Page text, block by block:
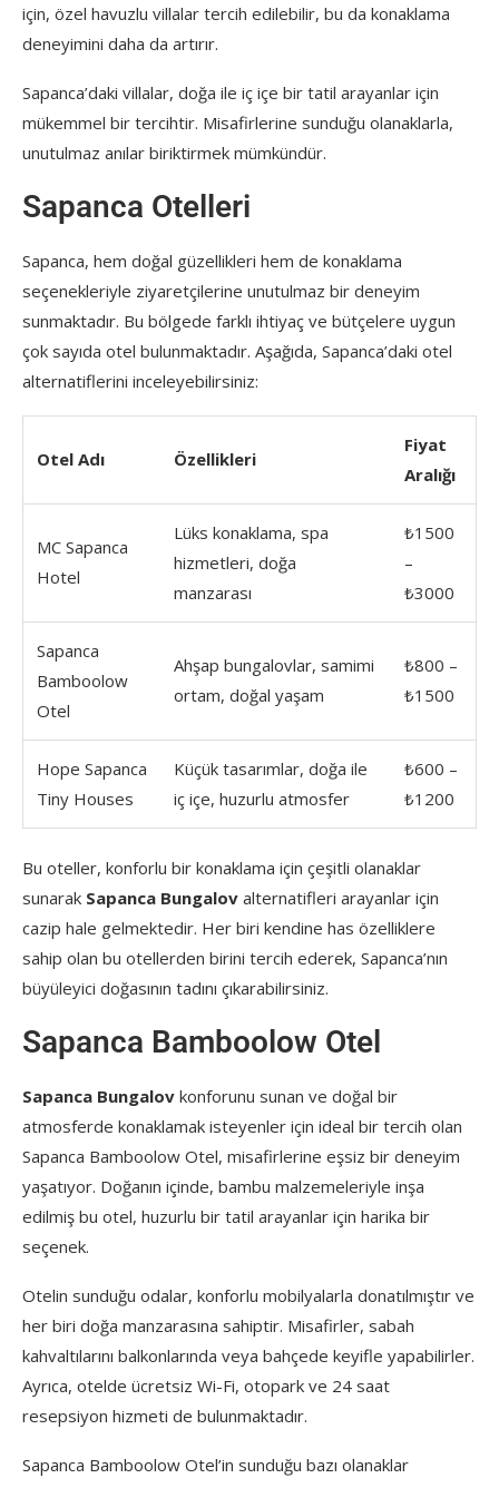
için, özel havuzlu villalar tercih edilebilir, bu da konaklama
deneyimini daha da artırır.
Sapanca’daki villalar, doğa ile iç içe bir tatil arayanlar için
mükemmel bir tercihtir. Misafirlerine sunduğu olanaklarla,
unutulmaz anılar biriktirmek mümkündür.
Sapanca Otelleri
Sapanca, hem doğal güzellikleri hem de konaklama
seçenekleriyle ziyaretçilerine unutulmaz bir deneyim
sunmaktadır. Bu bölgede farklı ihtiyaç ve bütçelere uygun
çok sayıda otel bulunmaktadır. Aşağıda, Sapanca’daki otel
alternatiflerini inceleyebilirsiniz:
Otel Adı Özellikleri
Fiyat
Aralığı
MC Sapanca
Hotel
Lüks konaklama, spa
hizmetleri, doğa
manzarası
₺1500
–
₺3000
Sapanca
Bamboolow
Otel
Ahşap bungalovlar, samimi
ortam, doğal yaşam
₺800 –
₺1500
Hope Sapanca
Tiny Houses
Küçük tasarımlar, doğa ile
iç içe, huzurlu atmosfer
₺600 –
₺1200
Bu oteller, konforlu bir konaklama için çeşitli olanaklar
sunarak Sapanca Bungalov alternatifleri arayanlar için
cazip hale gelmektedir. Her biri kendine has özelliklere
sahip olan bu otellerden birini tercih ederek, Sapanca’nın
büyüleyici doğasının tadını çıkarabilirsiniz.
Sapanca Bamboolow Otel
Sapanca Bungalov konforunu sunan ve doğal bir
atmosferde konaklamak isteyenler için ideal bir tercih olan
Sapanca Bamboolow Otel, misafirlerine eşsiz bir deneyim
yaşatıyor. Doğanın içinde, bambu malzemeleriyle inşa
edilmiş bu otel, huzurlu bir tatil arayanlar için harika bir
seçenek.
Otelin sunduğu odalar, konforlu mobilyalarla donatılmıştır ve
her biri doğa manzarasına sahiptir. Misafirler, sabah
kahvaltılarını balkonlarında veya bahçede keyifle yapabilirler.
Ayrıca, otelde ücretsiz Wi-Fi, otopark ve 24 saat
resepsiyon hizmeti de bulunmaktadır.
Sapanca Bamboolow Otel’in sunduğu bazı olanaklar